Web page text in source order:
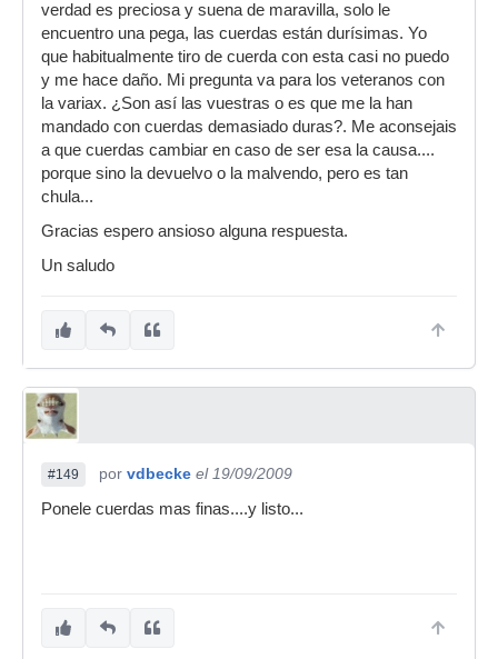
verdad es preciosa y suena de maravilla, solo le
encuentro una pega, las cuerdas están durísimas. Yo
que habitualmente tiro de cuerda con esta casi no puedo
y me hace daño. Mi pregunta va para los veteranos con
la variax. ¿Son así las vuestras o es que me la han
mandado con cuerdas demasiado duras?. Me aconsejais
a que cuerdas cambiar en caso de ser esa la causa....
porque sino la devuelvo o la malvendo, pero es tan
chula...
Gracias espero ansioso alguna respuesta.
Un saludo
#149 por vdbecke el 19/09/2009
Ponele cuerdas mas finas....y listo...